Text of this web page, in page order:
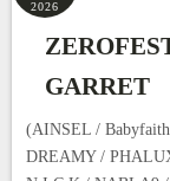
2026
GARRET
(AINSEL /
DREAMY /